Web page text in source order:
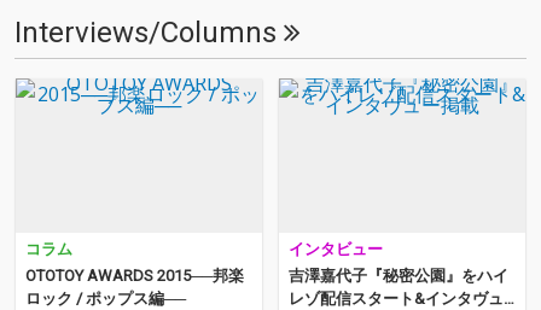
Interviews/Columns
コラム
OTOTOY AWARDS 2015──邦楽
ロック / ポップス編──
インタビュー
吉澤嘉代子『秘密公園』をハイ
レゾ配信スタート&インタヴュ